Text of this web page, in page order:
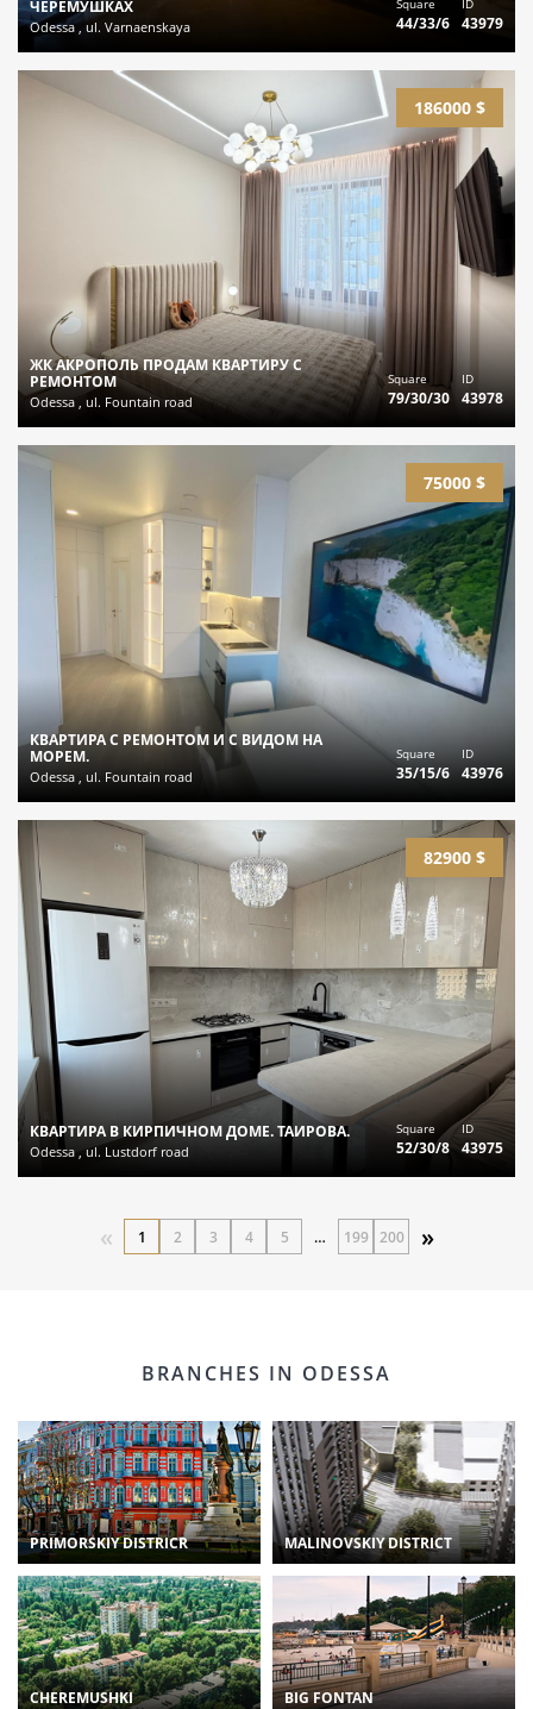
ЧЕРЕМУШКАХ
Odessa , ul. Varnaenskaya 44/33/6 43979
186000 $
ЖК АКРОПОЛЬ ПРОДАМ КВАРТИРУ С
РЕМОНТОМ
Odessa , ul. Fountain road
Square
79/30/30
ID
43978
75000 $
КВАРТИРА С РЕМОНТОМ И С ВИДОМ НА
МОРЕМ.
Odessa , ul. Fountain road
Square
35/15/6
ID
43976
82900 $
КВАРТИРА В КИРПИЧНОМ ДОМЕ. ТАИРОВА.
Odessa , ul. Lustdorf road
Square
52/30/8
ID
43975
« 1 2 3 4 5 … 199 200 »
BRANCHES IN ODESSA
PRIMORSKIY DISTRICR MALINOVSKIY DISTRICT
CHEREMUSHKI BIG FONTAN